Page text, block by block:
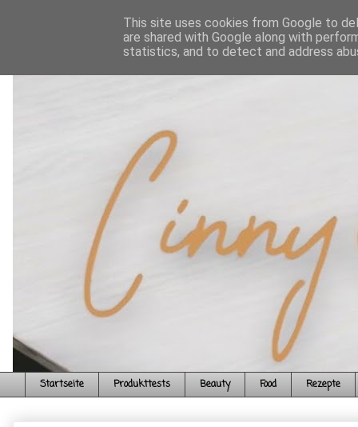
Startseite Produkttests Beauty Food Rezepte
This site uses cookies from Google to
are shared with Google along with
statistics, and to detect and address